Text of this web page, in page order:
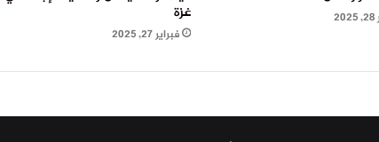
غزة
فبراير 27, 2025